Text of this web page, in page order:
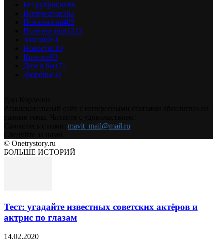
Без рубрики686
Интересное562
Психология485
Полезно знать212
Знания164
Новости119
Красота93
Дом и быт71
Здоровье59
mavit_mail@mail.ru
© Onetrystory.ru
БОЛЬШЕ ИСТОРИЙ
Тест: угадайте известных советских актёров и
актрис по глазам
14.02.2020